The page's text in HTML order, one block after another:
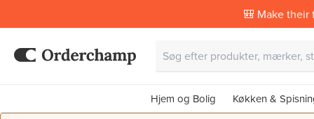
🎒 Make their
Hjem og Bolig Køkken &